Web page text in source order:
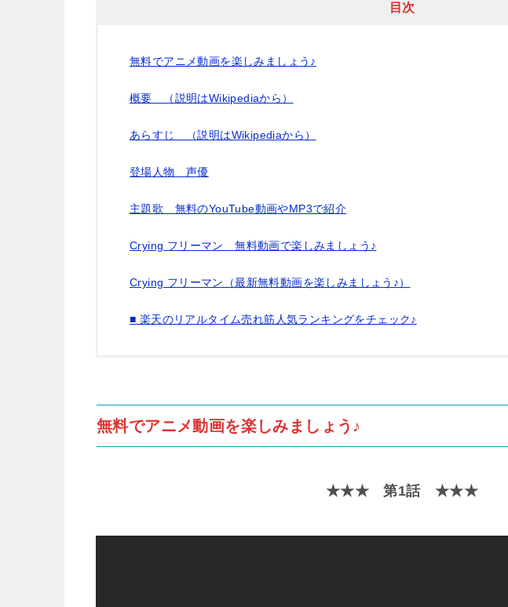
目次
無料でアニメ動画を楽しみましょう♪
概要 （説明はWikipediaから）
あらすじ （説明はWikipediaから）
登場人物 声優
主題歌 無料のYouTube動画やMP3で紹介
Crying フリーマン 無料動画で楽しみましょう♪
Crying フリーマン（最新無料動画を楽しみましょう♪）
■ 楽天のリアルタイム売れ筋人気ランキングをチェック♪
無料でアニメ動画を楽しみましょう♪
★★★ 第1話 ★★★